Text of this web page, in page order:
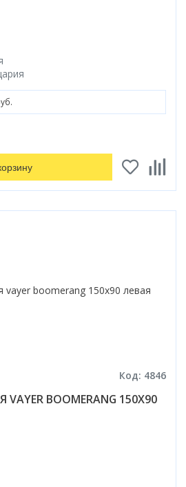
Код: 4846
BOOMERANG 150X90